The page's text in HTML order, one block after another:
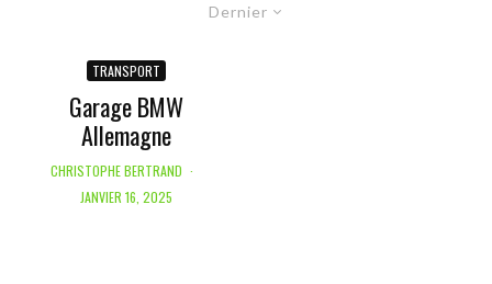
Dernier
TRANSPORT
Garage BMW
Allemagne
CHRISTOPHE BERTRAND ·
JANVIER 16, 2025